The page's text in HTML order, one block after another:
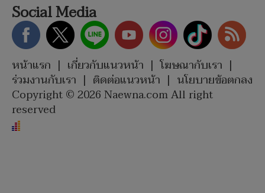
Social Media
หน้าแรก | เกี่ยวกับแนวหน้า | โฆษณากับเรา |
ร่วมงานกับเรา | ติดต่อแนวหน้า | นโยบายข้อตกลง
Copyright © 2026 Naewna.com All right
reserved